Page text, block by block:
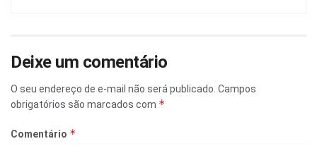
Deixe um comentário
O seu endereço de e-mail não será publicado. Campos
obrigatórios são marcados com *
Comentário *